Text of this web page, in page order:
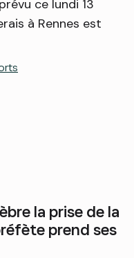
ce lundi 13
à Rennes est
la prise de la
prend ses